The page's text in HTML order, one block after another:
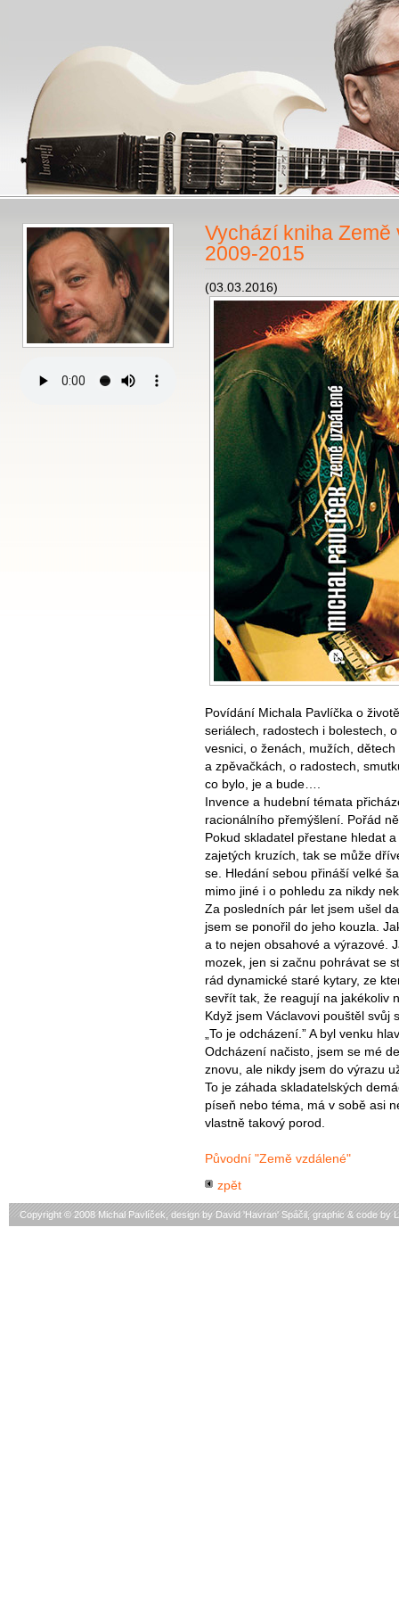
Vychází kniha
2009-2015
(03.03.2016)
Povídání Michala Pavlíčka o
seriálech, radostech i bolestech,
vesnici, o ženách, mužích,
a zpěvačkách, o radostech,
co bylo, je a bude….
Invence a hudební témata
racionálního přemýšlení. Pořád
Pokud skladatel přestane hledat
zajetých kruzích, tak se může
se. Hledání sebou přináší velké
mimo jiné i o pohledu za nikdy
Za posledních pár let jsem ušel
jsem se ponořil do jeho kouzla.
a to nejen obsahové a výrazové.
mozek, jen si začnu pohrávat se
rád dynamické staré kytary, ze
sevřít tak, že reagují na jakékoliv
Když jsem Václavovi pouštěl svůj
„To je odcházení.” A byl venku
Odcházení načisto, jsem se mé
znovu, ale nikdy jsem do výrazu
To je záhada skladatelských
píseň nebo téma, má v sobě asi
vlastně takový porod.
Původní "Země vzdálené"
zpět
Copyright © 2008 Michal Pavlíček, design by David 'Havran' Spáčil , graphic & code by